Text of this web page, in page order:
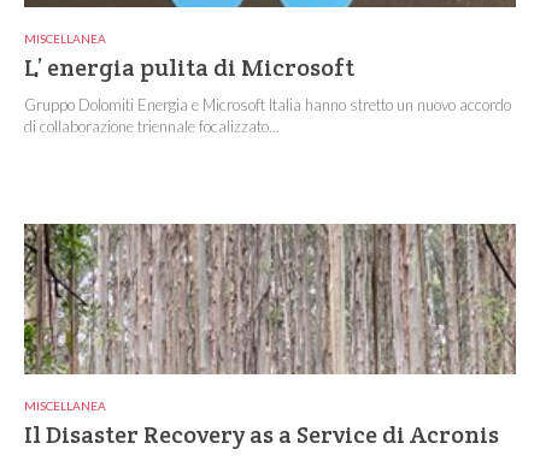
MISCELLANEA
L’ energia pulita di Microsoft
Gruppo Dolomiti Energia e Microsoft Italia hanno stretto un nuovo accordo
di collaborazione triennale focalizzato...
MISCELLANEA
Il Disaster Recovery as a Service di Acronis